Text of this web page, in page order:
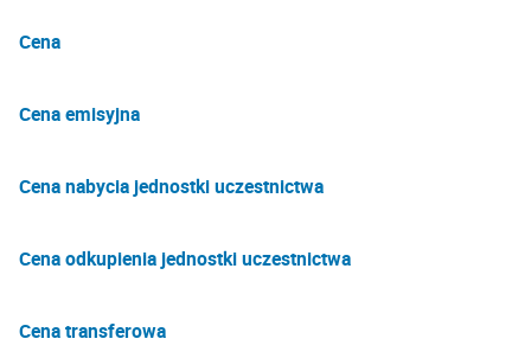
Cena
Cena emisyjna
Cena nabycia jednostki uczestnictwa
Cena odkupienia jednostki uczestnictwa
Cena transferowa